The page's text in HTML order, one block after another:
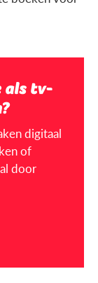
als tv-
digitaal
of